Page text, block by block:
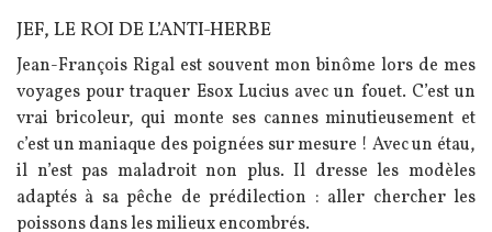
Texte
JEF, LE ROI DE L’ANTI-HERBE
Jean-François Rigal est souvent mon binôme lors de mes
voyages pour traquer Esox Lucius avec un fouet. C’est un
vrai bricoleur, qui monte ses cannes minutieusement et
c’est un maniaque des poignées sur mesure ! Avec un étau,
il n’est pas maladroit non plus. Il dresse les modèles
adaptés à sa pêche de prédilection : aller chercher les
poissons dans les milieux encombrés.